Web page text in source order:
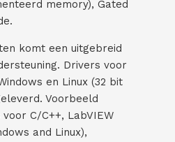
memory), Gated
komt een uitgebreid
Drivers voor
en Linux (32 bit
Voorbeeld
C/C++, LabVIEW
and Linux),